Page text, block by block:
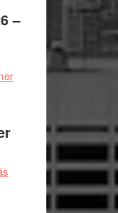
en
hjärtevarm
–
om
Festival